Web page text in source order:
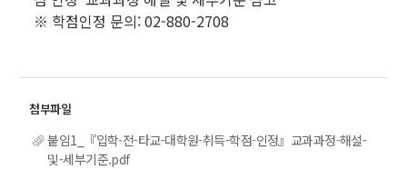
※ 학점인정 문의: 02-880-2708
붙임1_『입학-전-타교-대학원-취득-학점-인정』교과과정-해설-
및-세부기준.pdf